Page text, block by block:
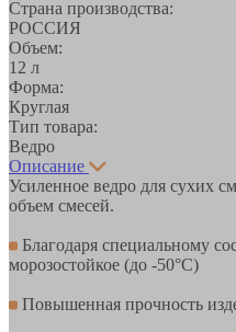
Страна производства:
РОССИЯ
Объем:
12 л
Форма:
Круглая
Тип товара:
Ведро
Описание
Усиленное ведро для сухих
объем смесей.
Благодаря специальному
морозостойкое (до -50°С)
Повышенная прочность